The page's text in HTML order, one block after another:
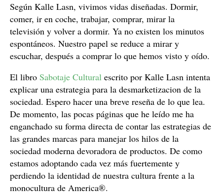
Según Kalle Lasn, vivimos vidas diseñadas. Dormir,
comer, ir en coche, trabajar, comprar, mirar la
televisión y volver a dormir. Ya no existen los minutos
espontáneos. Nuestro papel se reduce a mirar y
escuchar, después a comprar lo que hemos visto y oído.
El libro Sabotaje Cultural escrito por Kalle Lasn intenta
explicar una estrategia para la desmarketizacion de la
sociedad. Espero hacer una breve reseña de lo que lea.
De momento, las pocas páginas que he leído me ha
enganchado su forma directa de contar las estrategias de
las grandes marcas para manejar los hilos de la
sociedad moderna devoradora de productos. De como
estamos adoptando cada vez más fuertemente y
perdiendo la identidad de nuestra cultura frente a la
monocultura de America®.